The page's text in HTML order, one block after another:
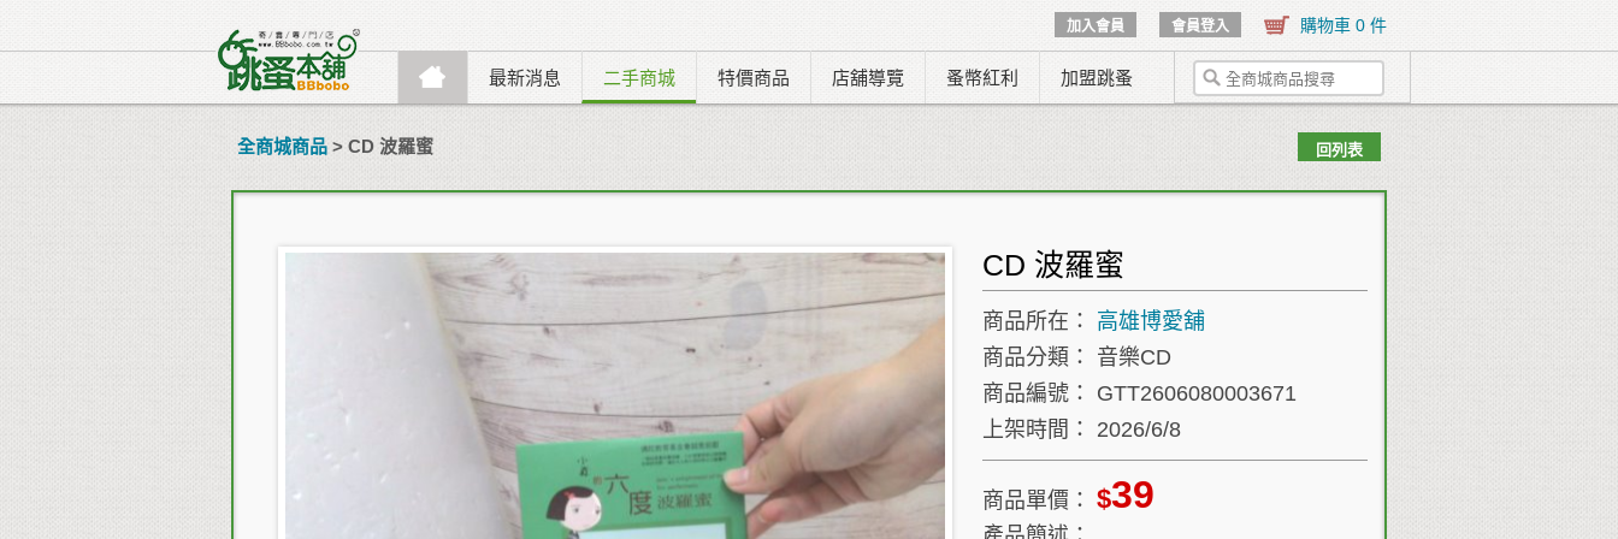
加入會員 會員登入 購物車 0 件
最新消息 二手商城 特價商品 店舖導覽 蚤幣紅利 加盟跳蚤
全商城商品 > CD 波羅蜜 回列表
CD 波羅蜜
商品所在：
高雄博愛舖
商品分類：
音樂CD
商品編號：
GTT2606080003671
上架時間：
2026/6/8
商品單價： $39